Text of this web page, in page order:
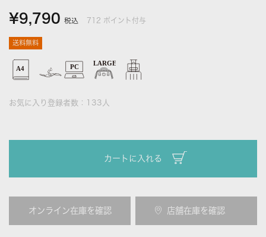
¥9,790 税込 712 ポイント付与
送料無料
お気に入り登録者数： 133 人
カートに入れる
オンライン在庫を確認 店舗在庫を確認